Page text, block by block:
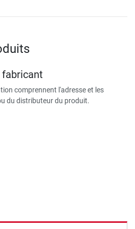
comprennent l'adresse et les
du distributeur du produit.